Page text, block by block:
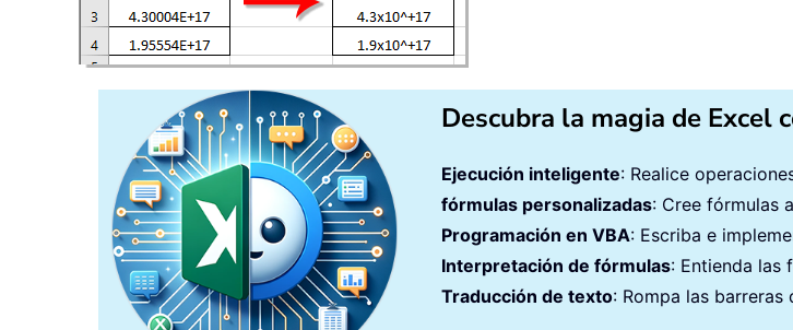
Descubra la magia de Excel
Ejecución inteligente: Realice
fórmulas personalizadas: Cree fórmulas
Programación en VBA: Escriba e
Interpretación de fórmulas: Entienda las
Traducción de texto: Rompa las